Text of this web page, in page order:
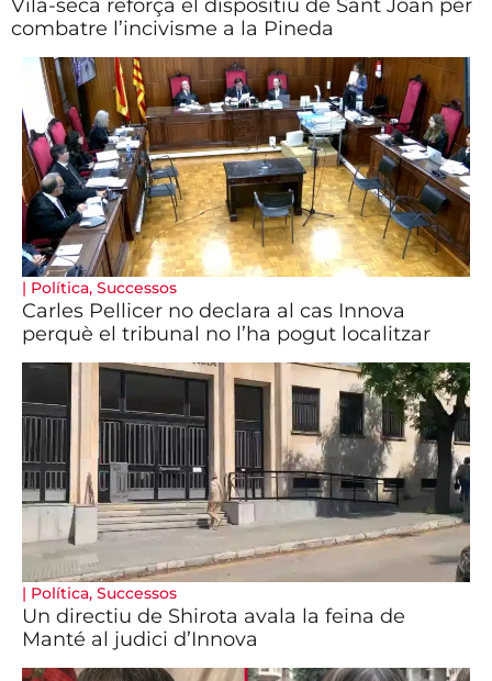
Vila-seca reforça el dispositiu de Sant Joan per
combatre l’incivisme a la Pineda
| Política, Successos
Carles Pellicer no declara al cas Innova
perquè el tribunal no l’ha pogut localitzar
| Política, Successos
Un directiu de Shirota avala la feina de
Manté al judici d’Innova